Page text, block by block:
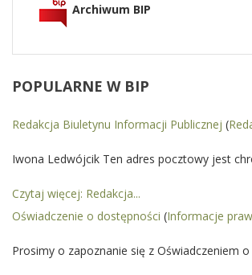
Archiwum BIP
POPULARNE W BIP
Redakcja Biuletynu Informacji Publicznej (
Iwona Ledwójcik Ten adres pocztowy jest
Czytaj więcej: Redakcja...
Oświadczenie o dostępności (Informacje
Prosimy o zapoznanie się z Oświadczeniem